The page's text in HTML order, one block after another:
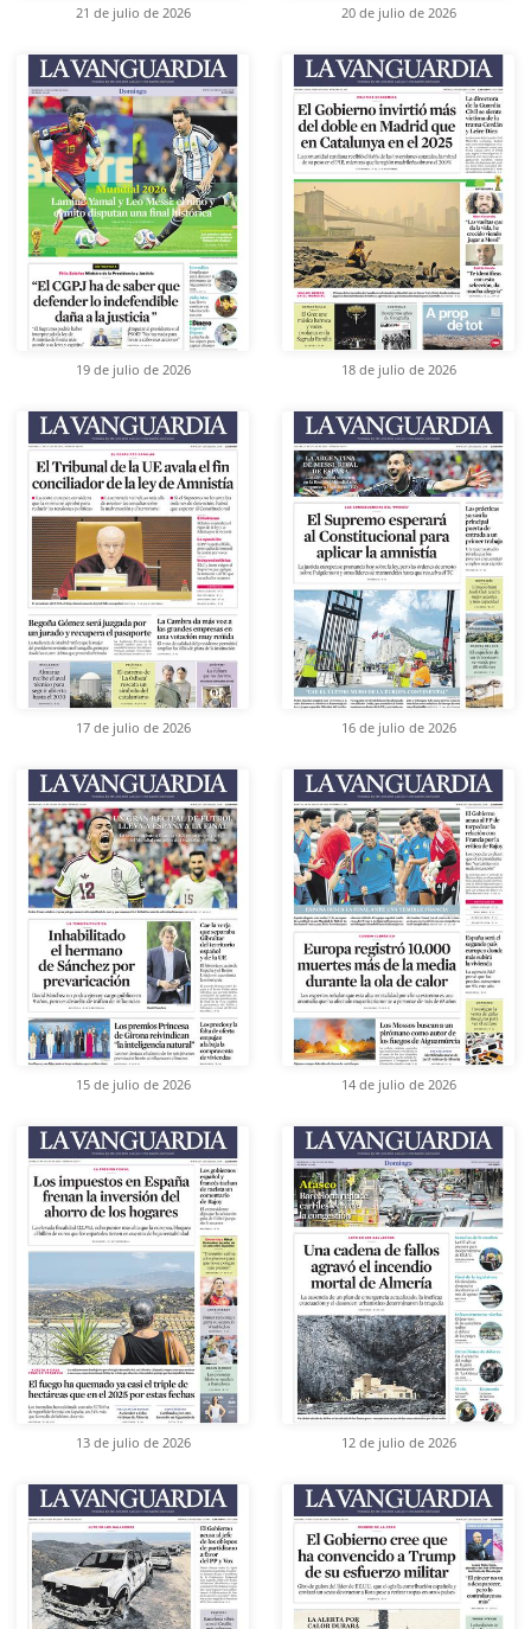
21 de julio de 2026 20 de julio de 2026
19 de julio de 2026 18 de julio de 2026
17 de julio de 2026 16 de julio de 2026
15 de julio de 2026 14 de julio de 2026
13 de julio de 2026 12 de julio de 2026